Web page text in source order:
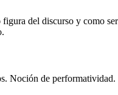
del discurso y como
Noción de